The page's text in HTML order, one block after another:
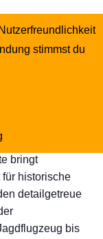
bringt
historische
detailgetreue
bis
stimmst du